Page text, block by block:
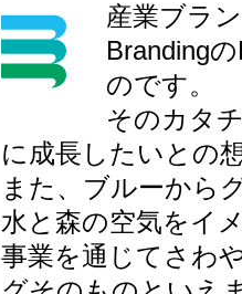
産業ブラ
Branding
のです。
そのカタ
に成長したいとの
また、ブルーから
水と森の空気をイ
事業を通じてさわ